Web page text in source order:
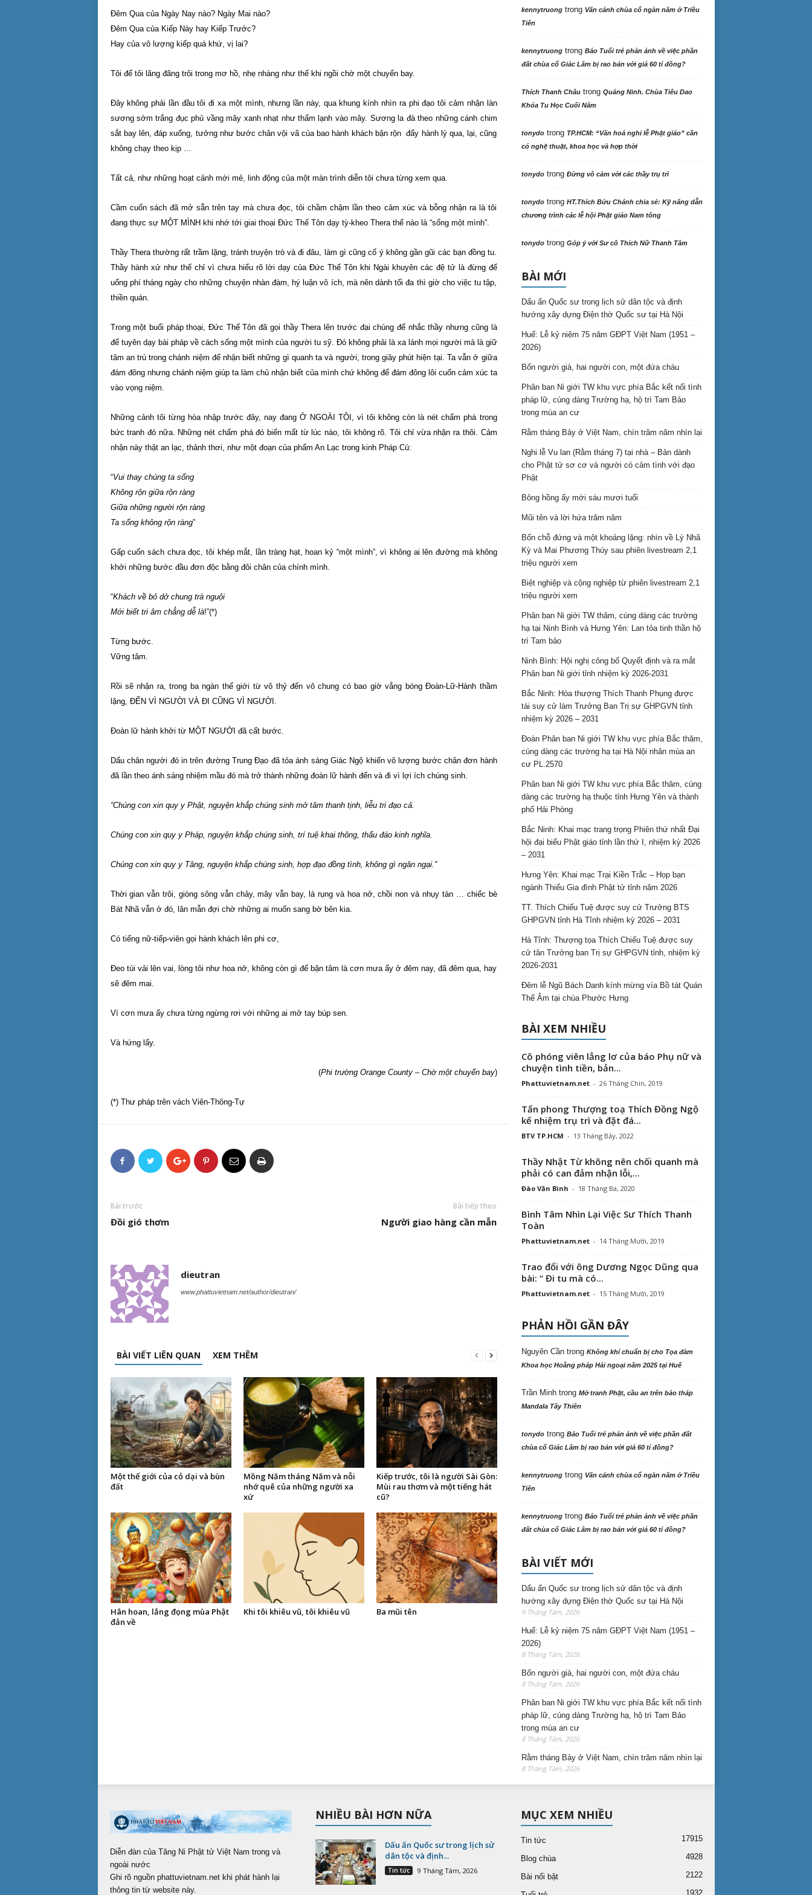
Đêm Qua của Ngày Nay nào? Ngày Mai nào?
Đêm Qua của Kiếp Này hay Kiếp Trước?
Hay của vô lượng kiếp quá khứ, vị lai?
Tôi để tôi lãng đãng trôi trong mơ hồ, nhẹ nhàng như thế khi ngồi chờ một chuyến bay.
Đây không phải lần đầu tôi đi xa một mình, nhưng lần này, qua khung kính nhìn ra phi đạo tôi cảm nhận làn
sương sớm trắng đục phủ vầng mây xanh nhạt như thấm lạnh vào mây. Sương la đà theo những cánh chim
sắt bay lên, đáp xuống, tưởng như bước chân vội vã của bao hành khách bận rộn đẩy hành lý qua, lại, cũng
không chạy theo kịp …
Tất cả, như những hoạt cảnh mới mẻ, linh động của một màn trình diễn tôi chưa từng xem qua.
Cầm cuốn sách đã mở sẵn trên tay mà chưa đọc, tôi chầm chậm lần theo cảm xúc và bỗng nhận ra là tôi
đang thực sự MỘT MÌNH khi nhớ tới giai thoại Đức Thế Tôn dạy tỳ-kheo Thera thế nào là “sống một mình”.
Thầy Thera thường rất trầm lặng, tránh truyện trò và đi đâu, làm gì cũng cố ý không gần gũi các bạn đồng tu.
Thầy hành xử như thế chỉ vì chưa hiểu rõ lời dạy của Đức Thế Tôn khi Ngài khuyên các đệ tử là đừng để
uổng phí tháng ngày cho những chuyện nhàn đàm, hý luận vô ích, mà nên dành tối đa thì giờ cho việc tu tập,
thiền quán.
Trong một buổi pháp thoại, Đức Thế Tôn đã gọi thầy Thera lên trước đại chúng để nhắc thầy nhưng cũng là
để tuyên dạy bài pháp về cách sống một mình của người tu sỹ. Đó không phải là xa lánh mọi người mà là giữ
tâm an trú trong chánh niệm để nhận biết những gì quanh ta và người, trong giây phút hiện tại. Ta vẫn ở giữa
đám đông nhưng chánh niệm giúp ta làm chủ nhận biết của mình chứ không để đám đông lôi cuốn cảm xúc ta
vào vọng niệm.
Những cảnh tôi từng hòa nhập trước đây, nay đang Ở NGOÀI TÔI, vì tôi không còn là nét chấm phá trong
bức tranh đó nữa. Những nét chấm phá đó biến mất từ lúc nào, tôi không rõ. Tôi chỉ vừa nhận ra thôi. Cảm
nhận này thật an lạc, thảnh thơi, như một đoạn của phẩm An Lạc trong kinh Pháp Cú:
“Vui thay chúng ta sống
Không rộn giữa rộn ràng
Giữa những người rộn ràng
Ta sống không rộn ràng”
Gấp cuốn sách chưa đọc, tôi khép mắt, lần tràng hạt, hoan kỷ “một mình”, vì không ai lên đường mà không
khởi những bước đầu đơn độc bằng đôi chân của chính mình.
“Khách về bỏ dở chung trà nguội
Mới biết tri âm chẳng dễ là!”(*)
Từng bước.
Vững tâm.
Rồi sẽ nhận ra, trong ba ngàn thế giới từ vô thỷ đến vô chung có bao giờ vắng bóng Đoàn-Lữ-Hành thầm
lặng, ĐẾN VÌ NGƯỜI VÀ ĐI CŨNG VÌ NGƯỜI.
Đoàn lữ hành khởi từ MỘT NGƯỜI đã cất bước.
Dấu chân người đó in trên đường Trung Đạo đã tỏa ánh sáng Giác Ngộ khiến vô lượng bước chân đơn hành
đã lần theo ánh sáng nhiệm mầu đó mà trở thành những đoàn lữ hành đến và đi vì lợi ích chúng sinh.
“Chúng con xin quy y Phật, nguyện khắp chúng sinh mở tâm thanh tịnh, liễu tri đạo cả.
Chúng con xin quy y Pháp, nguyện khắp chúng sinh, trí tuệ khai thông, thấu đáo kinh nghĩa.
Chúng con xin quy y Tăng, nguyện khắp chúng sinh, hợp đạo đồng tình, không gì ngăn ngại.”
Thời gian vẫn trôi, giòng sông vẫn chảy, mây vẫn bay, lá rụng và hoa nở, chồi non và nhụy tàn … chiếc bè
Bát Nhã vẫn ở đó, lân mẫn đợi chờ những ai muốn sang bờ bên kia.
Có tiếng nữ-tiếp-viên gọi hành khách lên phi cơ,
Đeo túi vải lên vai, lòng tôi như hoa nở, không còn gì để bận tâm là cơn mưa ấy ở đêm nay, đã đêm qua, hay
sẽ đêm mai.
Vì cơn mưa ấy chưa từng ngừng rơi với những ai mở tay búp sen.
Và hứng lấy.
(Phi trường Orange County – Chờ một chuyến bay)
(*) Thư pháp trên vách Viên-Thông-Tự
Bài trước
Đồi gió thơm
Bài tiếp theo
Người giao hàng cần mẫn
dieutran
www.phattuvietnam.net/author/dieutran/
BÀI VIẾT LIÊN QUAN XEM THÊM
Một thế giới của cỏ dại và bùn
đất
Mồng Năm tháng Năm và nỗi
nhớ quê của những người xa
xứ
Kiếp trước, tôi là người Sài Gòn:
Mùi rau thơm và một tiếng hát
cũ?
Hân hoan, lắng đọng mùa Phật
đản về
Khi tôi khiêu vũ, tôi khiêu vũ Ba mũi tên
kennytruongtrong Vãn cảnh chùa cổ ngàn năm ở Triều
Tiên
kennytruongtrong Báo Tuổi trẻ phản ảnh về việc phần
đất chùa cổ Giác Lâm bị rao bán với giá 60 tỉ đồng?
Thích Thanh Châutrong Quảng Ninh. Chùa Tiêu Dao
Khóa Tu Học Cuối Năm
tonydotrong TP.HCM: “Văn hoá nghi lễ Phật giáo” cần
có nghệ thuật, khoa học và hợp thời
tonydotrong Đừng vô cảm với các thầy trụ trì
tonydotrong HT.Thích Bửu Chánh chia sẻ: Kỹ năng dẫn
chương trình các lễ hội Phật giáo Nam tông
tonydotrong Góp ý với Sư cô Thích Nữ Thanh Tâm
BÀI MỚI
Dấu ấn Quốc sư trong lịch sử dân tộc và định
hướng xây dựng Điện thờ Quốc sư tại Hà Nội
Huế: Lễ kỷ niệm 75 năm GĐPT Việt Nam (1951 –
2026)
Bốn người già, hai người con, một đứa cháu
Phân ban Ni giới TW khu vực phía Bắc kết nối tình
pháp lữ, cúng dàng Trường hạ, hộ trì Tam Bảo
trong mùa an cư
Rằm tháng Bảy ở Việt Nam, chín trăm năm nhìn lại
Nghi lễ Vu lan (Rằm tháng 7) tại nhà – Bản dành
cho Phật tử sơ cơ và người có cảm tình với đạo
Phật
Bông hồng ấy mới sáu mươi tuổi
Mũi tên và lời hứa trăm năm
Bốn chỗ đứng và một khoảng lặng: nhìn về Lý Nhã
Kỳ và Mai Phương Thúy sau phiên livestream 2,1
triệu người xem
Biệt nghiệp và cộng nghiệp từ phiên livestream 2,1
triệu người xem
Phân ban Ni giới TW thăm, cúng dàng các trường
hạ tại Ninh Bình và Hưng Yên: Lan tỏa tinh thần hộ
trì Tam bảo
Ninh Bình: Hội nghị công bố Quyết định và ra mắt
Phân ban Ni giới tỉnh nhiệm kỳ 2026-2031
Bắc Ninh: Hòa thượng Thích Thanh Phụng được
tái suy cử làm Trưởng Ban Trị sự GHPGVN tỉnh
nhiệm kỳ 2026 – 2031
Đoàn Phân ban Ni giới TW khu vực phía Bắc thăm,
cúng dàng các trường hạ tại Hà Nội nhân mùa an
cư PL.2570
Phân ban Ni giới TW khu vực phía Bắc thăm, cúng
dàng các trường hạ thuộc tỉnh Hưng Yên và thành
phố Hải Phòng
Bắc Ninh: Khai mạc trang trọng Phiên thứ nhất Đại
hội đại biểu Phật giáo tỉnh lần thứ I, nhiệm kỳ 2026
– 2031
Hưng Yên: Khai mạc Trại Kiền Trắc – Họp bạn
ngành Thiếu Gia đình Phật tử tỉnh năm 2026
TT. Thích Chiếu Tuệ được suy cử Trưởng BTS
GHPGVN tỉnh Hà Tĩnh nhiệm kỳ 2026 – 2031
Hà Tĩnh: Thượng tọa Thích Chiếu Tuệ được suy
cử tân Trưởng ban Trị sự GHPGVN tỉnh, nhiệm kỳ
2026-2031
Đêm lễ Ngũ Bách Danh kính mừng vía Bồ tát Quán
Thế Âm tại chùa Phước Hưng
BÀI XEM NHIỀU
Cô phóng viên lẳng lơ của báo Phụ nữ và
chuyện tình tiền, bản...
Phattuvietnam.net - 26 Tháng Chín, 2019
Tấn phong Thượng toạ Thích Đồng Ngộ
kế nhiệm trụ trì và đặt đá...
BTV TP.HCM - 13 Tháng Bảy, 2022
Thầy Nhật Từ không nên chối quanh mà
phải có can đảm nhận lỗi,...
Đào Văn Bình - 18 Tháng Ba, 2020
Bình Tâm Nhìn Lại Việc Sư Thích Thanh
Toàn
Phattuvietnam.net - 14 Tháng Mười, 2019
Trao đổi với ông Dương Ngọc Dũng qua
bài: “ Đi tu mà có...
Phattuvietnam.net - 15 Tháng Mười, 2019
PHẢN HỒI GẦN ĐÂY
Nguyên Cầntrong Không khí chuẩn bị cho Tọa đàm
Khoa học Hoằng pháp Hải ngoại năm 2025 tại Huế
Trần Minhtrong Mở tranh Phật, cầu an trên bảo tháp
Mandala Tây Thiên
tonydotrong Báo Tuổi trẻ phản ảnh về việc phần đất
chùa cổ Giác Lâm bị rao bán với giá 60 tỉ đồng?
kennytruongtrong Vãn cảnh chùa cổ ngàn năm ở Triều
Tiên
kennytruongtrong Báo Tuổi trẻ phản ảnh về việc phần
đất chùa cổ Giác Lâm bị rao bán với giá 60 tỉ đồng?
BÀI VIẾT MỚI
Dấu ấn Quốc sư trong lịch sử dân tộc và định
hướng xây dựng Điện thờ Quốc sư tại Hà Nội
9 Tháng Tám, 2026
Huế: Lễ kỷ niệm 75 năm GĐPT Việt Nam (1951 –
2026)
8 Tháng Tám, 2026
Bốn người già, hai người con, một đứa cháu
8 Tháng Tám, 2026
Phân ban Ni giới TW khu vực phía Bắc kết nối tình
pháp lữ, cúng dàng Trường hạ, hộ trì Tam Bảo
trong mùa an cư
8 Tháng Tám, 2026
Rằm tháng Bảy ở Việt Nam, chín trăm năm nhìn lại
8 Tháng Tám, 2026
Diễn đàn của Tăng Ni Phật tử Việt Nam trong và
ngoài nước
Ghi rõ nguồn phattuvietnam.net khi phát hành lại
thông tin từ website này.
NHIỀU BÀI HƠN NỮA
Dấu ấn Quốc sư trong lịch sử
dân tộc và định...
Tin tức 9 Tháng Tám, 2026
MỤC XEM NHIỀU
Tin tức 17915
Blog chùa 4928
Bài nổi bật 2122
1932